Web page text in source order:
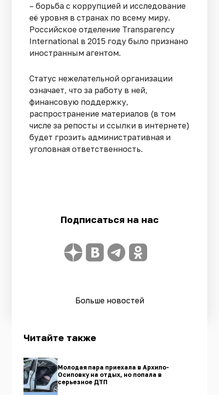
– борьба с коррупцией и исследование
её уровня в странах по всему миру.
Российское отделение Transparеncy
International в 2015 году было признано
иностранным агентом.
Статус нежелательной организации
означает, что за работу в ней,
финансовую поддержку,
распространение материалов (в том
числе за репосты и ссылки в интернете)
будет грозить административная и
уголовная ответственность.
Подписаться на нас
Больше новостей
Читайте также
Молодая пара приехала в Архипо-
Осиповку на отдых, но попала в
серьезное ДТП